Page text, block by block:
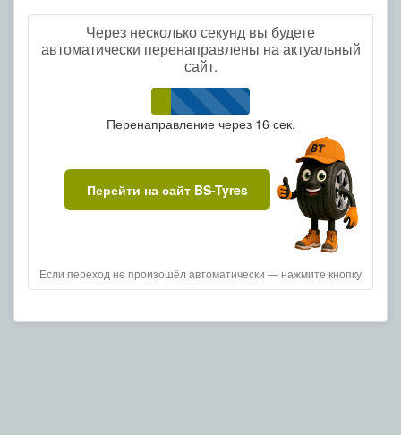
Через несколько секунд вы будете
автоматически перенаправлены на актуальный
сайт.
Перенаправление через 15 сек.
Перейти на сайт BS-Tyres
Если переход не произошёл автоматически — нажмите кнопку